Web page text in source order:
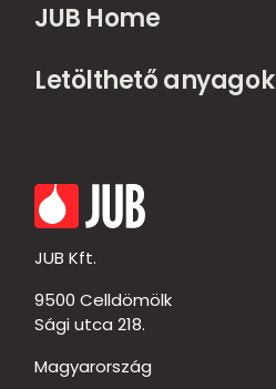
JUB Home
Letölthető anyagok
JUB Kft.
9500 Celldömölk
Sági utca 218.
Magyarország